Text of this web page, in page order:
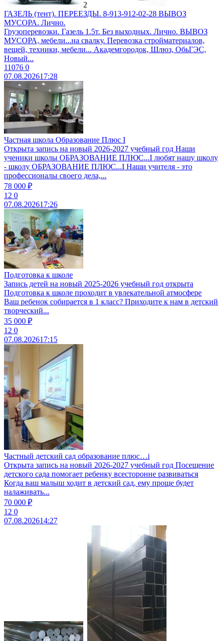
2
ГАЗЕЛЬ (тент). ПЕРЕЕЗДЫ. 8-913-912-02-28 ВЫВОЗ
МУСОРА. Лично.
Грузоперевозки. Газель 1.5т. Без выходных. Лично. ВЫВОЗ
МУСОРА, мебели...на свалку. Перевозка стройматериалов,
вещей, техники, мебели... Академгородок, Шлюз, ОбьГЭС,
Новый...
11076 0
07.08.202617:28
Частная школа Образование Плюс I
Открыта запись на новый 2026-2027 учебный год Наши
ученики школы ОБРАЗОВАНИЕ ПЛЮС...I любят нашу школу
- школу ОБРАЗОВАНИЕ ПЛЮС...I Наши учителя - это
профессионалы своего дела,...
78 000 ₽
12 0
07.08.202617:26
Подготовка к школе
Запись детей на новый 2025-2026 учебный год открыта
Подготовка к школе проходит в увлекательной атмосфере
Ваш ребенок собирается в 1 класс? Приходите к нам в детский
творческий...
35 000 ₽
12 0
07.08.202617:15
Частный детский сад образование плюс…i
Открыта запись на новый 2026-2027 учебный год Посещение
детского сада помогает ребенку всесторонне развиваться
Когда ваш малыш ходит в детский сад, ему проще будет
налаживать...
70 000 ₽
12 0
07.08.202614:27